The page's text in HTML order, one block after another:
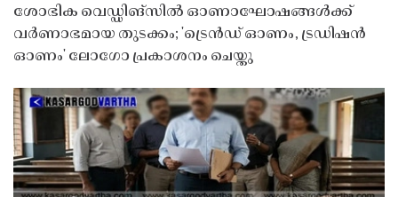
ശോഭിക വെഡ്ഡിങ്സിൽ ഓണാഘോഷങ്ങൾക്ക്
വർണാഭമായ തുടക്കം; 'ട്രെൻഡ് ഓണം, ട്രഡിഷൻ
ഓണം' ലോഗോ പ്രകാശനം ചെയ്തു